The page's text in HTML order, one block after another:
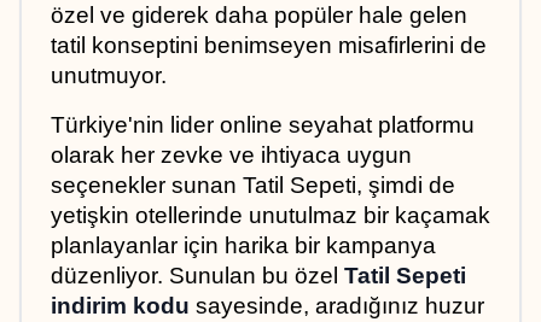
özel ve giderek daha popüler hale gelen
tatil konseptini benimseyen misafirlerini de
unutmuyor.
Türkiye'nin lider online seyahat platformu
olarak her zevke ve ihtiyaca uygun
seçenekler sunan Tatil Sepeti, şimdi de
yetişkin otellerinde unutulmaz bir kaçamak
planlayanlar için harika bir kampanya
düzenliyor. Sunulan bu özel Tatil Sepeti
indirim kodu sayesinde, aradığınız huzur